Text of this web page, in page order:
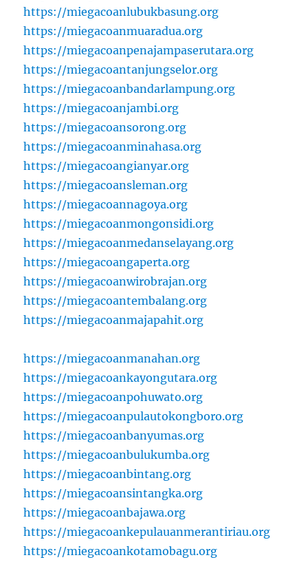
https://miegacoanlubukbasung.org
https://miegacoanmuaradua.org
https://miegacoanpenajampaserutara.org
https://miegacoantanjungselor.org
https://miegacoanbandarlampung.org
https://miegacoanjambi.org
https://miegacoansorong.org
https://miegacoanminahasa.org
https://miegacoangianyar.org
https://miegacoansleman.org
https://miegacoannagoya.org
https://miegacoanmongonsidi.org
https://miegacoanmedanselayang.org
https://miegacoangaperta.org
https://miegacoanwirobrajan.org
https://miegacoantembalang.org
https://miegacoanmajapahit.org
https://miegacoanmanahan.org
https://miegacoankayongutara.org
https://miegacoanpohuwato.org
https://miegacoanpulautokongboro.org
https://miegacoanbanyumas.org
https://miegacoanbulukumba.org
https://miegacoanbintang.org
https://miegacoansintangka.org
https://miegacoanbajawa.org
https://miegacoankepulauanmerantiriau.org
https://miegacoankotamobagu.org